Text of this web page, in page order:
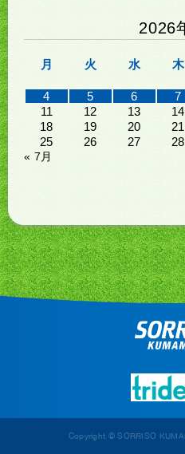
2026
月 火 水 木
4
5 6 7
11
12 13 14
18
19 20 21
25
26 27 28
« 7月
Copyright © SORRISO